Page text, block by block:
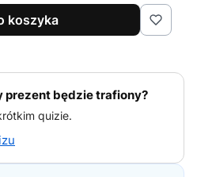
koszyka
prezent będzie trafiony?
quizie.